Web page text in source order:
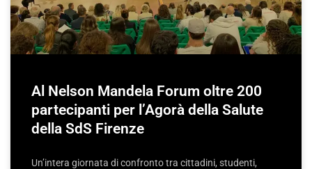
Al Nelson Mandela Forum oltre 200
partecipanti per l’Agorà della Salute
della SdS Firenze
Un’intera giornata di confronto tra cittadini, studenti,